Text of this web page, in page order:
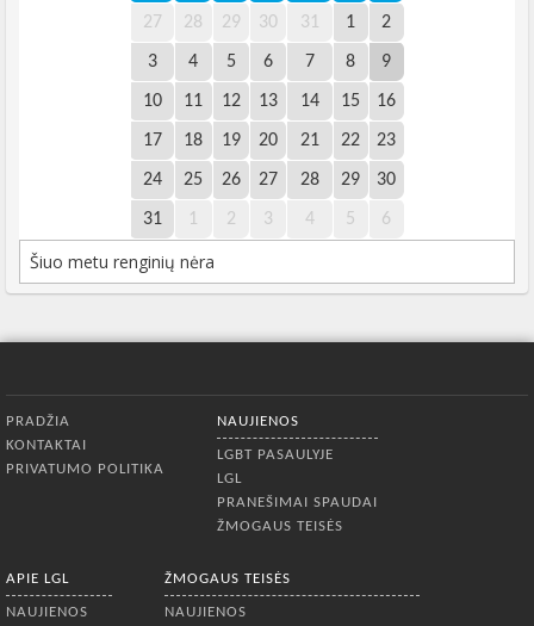
27 28 29 30 31 1 2
3 4 5 6 7 8 9
10 11 12 13 14 15 16
17 18 19 20 21 22 23
24 25 26 27 28 29 30
31 1 2 3 4 5 6
Šiuo metu renginių nėra
PRADŽIA
KONTAKTAI
PRIVATUMO POLITIKA
NAUJIENOS
LGBT PASAULYJE
LGL
PRANEŠIMAI SPAUDAI
ŽMOGAUS TEISĖS
APIE LGL
NAUJIENOS
ŽMOGAUS TEISĖS
NAUJIENOS